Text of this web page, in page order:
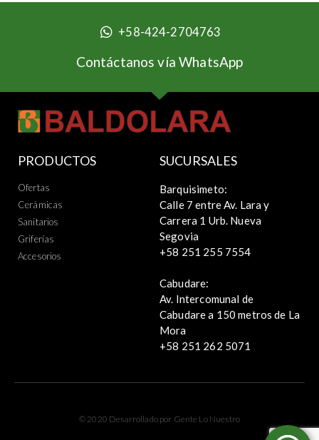
+58-424-2704763
Contáctanos vía WhatsApp
PRODUCTOS
Ofertas
Cerámicas
Sanitarios
Griferías
Accesorios
SUCURSALES
Barquisimeto:
Calle 7 entre Av. Lara y
Carrera 1 Urb. Nueva
Segovia
+58 251 255 7554
Cabudare:
Av. Intercomunal de
Cabudare a 150 metros de La
Mora
+58 251 262 5071
© 2020 Desarrollado por Gente Lo Nuestro